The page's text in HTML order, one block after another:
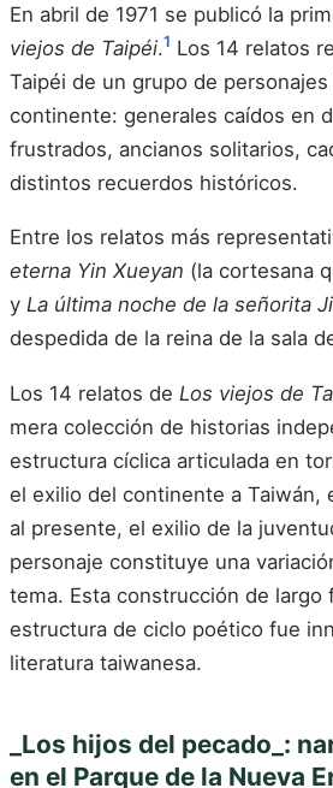
En abril de 1971 se publicó la
viejos de Taipéi.1 Los 14 relatos
Taipéi de un grupo de
continente: generales caídos en
frustrados, ancianos solitarios,
distintos recuerdos históricos.
Entre los relatos más
eterna Yin Xueyan (la cortesana
y La última noche de la señorita
despedida de la reina de la sala
Los 14 relatos de Los viejos de
mera colección de historias
estructura cíclica articulada en
el exilio del continente a Taiwán,
al presente, el exilio de la
personaje constituye una
tema. Esta construcción de largo
estructura de ciclo poético fue
literatura taiwanesa.
_Los hijos del pecado_:
en el Parque de la Nueva